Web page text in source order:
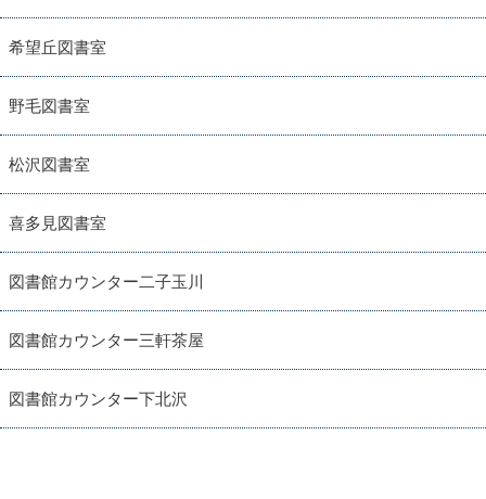
希望丘図書室
野毛図書室
松沢図書室
喜多見図書室
図書館カウンター二子玉川
図書館カウンター三軒茶屋
図書館カウンター下北沢